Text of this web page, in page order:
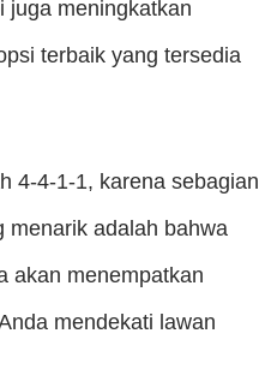
juga meningkatkan
terbaik yang tersedia
4-4-1-1, karena sebagian
menarik adalah bahwa
akan menempatkan
mendekati lawan